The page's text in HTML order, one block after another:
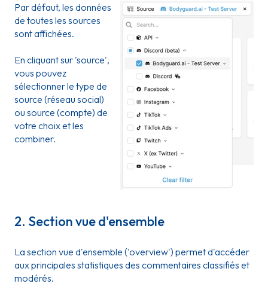
Par défaut, les données
de toutes les sources
sont affichées.
En cliquant sur 'source',
vous pouvez
sélectionner le type de
source (réseau social)
ou source (compte) de
votre choix et les
combiner.
2. Section vue d'ensemble
La section vue d'ensemble ('overview') permet d'accéder
aux principales statistiques des commentaires classifiés et
modérés.